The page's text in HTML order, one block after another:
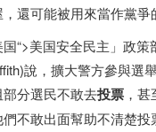
還可能被用來當作黨爭
国“>美国安全民主」政策
說，擴大警方參與選
分選民不敢去投票 ，
不敢出面幫助不清楚投